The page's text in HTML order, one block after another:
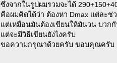
ซึ่งจากในรูปผมรวมจะได้
คือผมคิดได้ว่า ต้องหา Dmax แต่ละช่
แต่เหมือนมันต้องเขียนให้มันวน บวก
แต่จะมีวิธีเขียนยังไงครับ
ขอความกรุณาด้วยครับ ขอบคุณครับ